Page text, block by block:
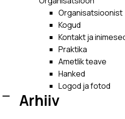
Organisatsioonist
Kogud
Kontakt ja
Praktika
Ametlik teave
Hanked
Logod ja fotod
Arhiiv